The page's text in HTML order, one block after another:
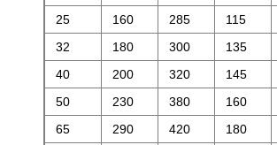
25
160 285 115
32
180 300 135
40
200 320 145
50
230 380 160
65
290 420 180